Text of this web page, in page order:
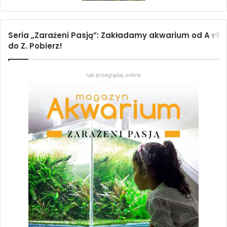
Dla pasjonatów akwarystyki także nie zabrakło rozrywek.
Aby podziwiać podwodny świat Afryki, stworzono Cueva
pochodzenia wulkanicznego, która przez wieki była
ciosów powiększały grotę.
W hiszpańskiej Kitum nie zobaczymy słoni, lecz potężne
akwaria z afrykańskimi pielęgnicami. Wśród pływających
tam ryb znaleźć można między innymi: Dimidiochromis
compressiceps,Metriaclima pyrsonotos,Nimbochromis
livingstonii,Protomelas taeniolatus,Cyrtocara moorii
Labidochromis caeruleus,Melanochromis auratusoraz
piękneLabeo chrysophekadion. Czasem zdarza się, że w
akwarium widać jedynie ryby żerujące wśród olbrzymich
skał, a tu nagle jedna z tych „skał” porusza się i zaczyna
pływać. Okazuje się, że są to hipopotamy nilowe,
Seria „Zarażeni Pasją”: Zakładamy akwarium od A
do Z. Pobierz!
lub przeglądaj online